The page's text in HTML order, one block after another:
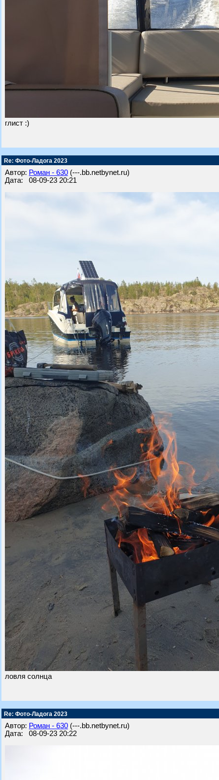
глист :)
Re: Фото-Ладога 2023
Автор: Роман - 630 (---.bb.netbynet.ru)
Дата: 08-09-23 20:21
ловля солнца
Re: Фото-Ладога 2023
Автор: Роман - 630 (---.bb.netbynet.ru)
Дата: 08-09-23 20:22